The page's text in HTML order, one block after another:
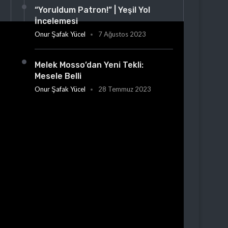
“Yoruldum Patron!” | Yeşil Yol
İncelemesi
Onur Şafak Yücel 7 Ağustos 2023
Melek Mosso’dan Yeni Tekli:
Mesele Belli
Onur Şafak Yücel 28 Temmuz 2023